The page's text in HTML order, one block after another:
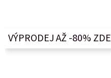
VÝPRODEJ AŽ -80% ZDE